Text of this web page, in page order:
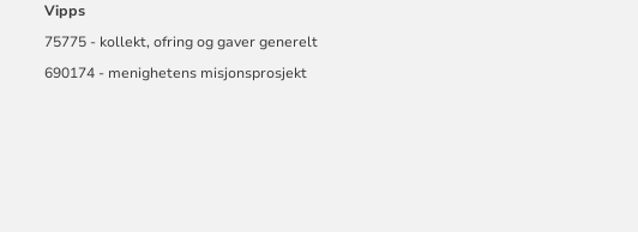
Vipps
75775 - kollekt, ofring og gaver generelt
690174 - menighetens misjonsprosjekt